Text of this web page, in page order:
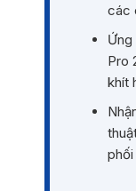
các
Pro
khít
phối